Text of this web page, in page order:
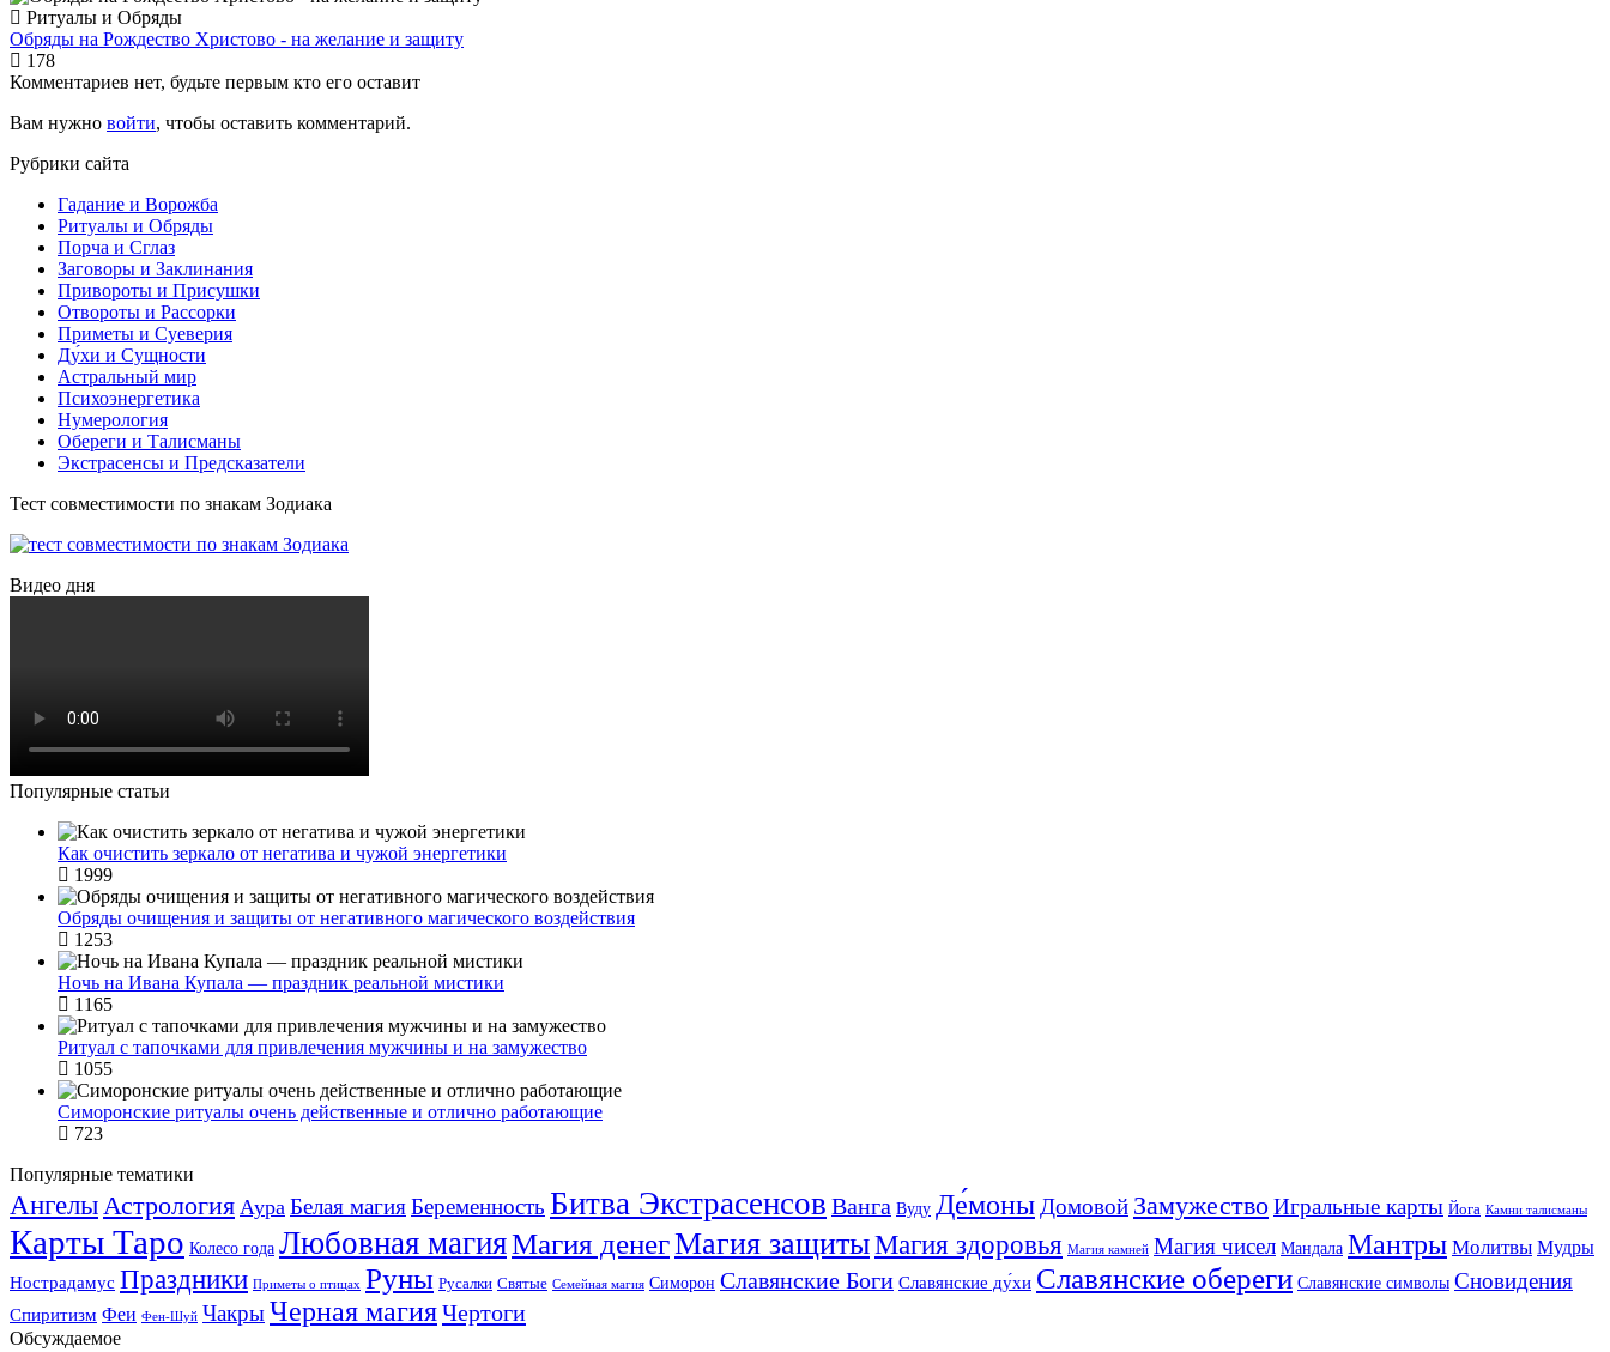
Ритуалы и Обряды
Обряды на Рождество Христово - на желание и защиту
178
Комментариев нет, будьте первым кто его оставит
Вам нужно войти, чтобы оставить комментарий.
Рубрики сайта
Гадание и Ворожба
Ритуалы и Обряды
Порча и Сглаз
Заговоры и Заклинания
Привороты и Присушки
Отвороты и Рассорки
Приметы и Суеверия
Ду́хи и Сущности
Астральный мир
Психоэнергетика
Нумерология
Обереги и Талисманы
Экстрасенсы и Предсказатели
Тест совместимости по знакам Зодиака
Видео дня
Популярные статьи
Как очистить зеркало от негатива и чужой энергетики
1999
Обряды очищения и защиты от негативного магического воздействия
1253
Ночь на Ивана Купала — праздник реальной мистики
1165
Ритуал с тапочками для привлечения мужчины и на замужество
1055
Симоронские ритуалы очень действенные и отлично работающие
723
Популярные тематики
АнгелыАстрология Аура Белая магияБеременность Битва Экстрасенсов Ванга Вуду Де́моны Домовой ЗамужествоИгральные карты Йога Камни талисманы
Карты Таро Колесо года Любовная магияМагия денегМагия защитыМагия здоровья Магия камней Магия чисел Мандала Мантры Молитвы Мудры
Нострадамус Праздники Приметы о птицах Руны Русалки Святые Семейная магия Симорон Славянские Боги Славянские ду́хи Славянские обереги Славянские символы Сновидения
Спиритизм Феи Фен-Шуй ЧакрыЧерная магияЧертоги
Обсуждаемое